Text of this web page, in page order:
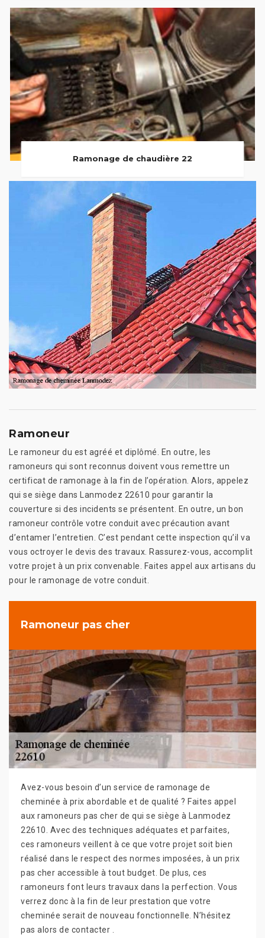
Ramonage de chaudière 22
Ramoneur
Le ramoneur du est agréé et diplômé. En outre, les
ramoneurs qui sont reconnus doivent vous remettre un
certificat de ramonage à la fin de l’opération. Alors, appelez
qui se siège dans Lanmodez 22610 pour garantir la
couverture si des incidents se présentent. En outre, un bon
ramoneur contrôle votre conduit avec précaution avant
d’entamer l’entretien. C’est pendant cette inspection qu’il va
vous octroyer le devis des travaux. Rassurez-vous, accomplit
votre projet à un prix convenable. Faites appel aux artisans du
pour le ramonage de votre conduit.
Ramoneur pas cher
Avez-vous besoin d’un service de ramonage de
cheminée à prix abordable et de qualité ? Faites appel
aux ramoneurs pas cher de qui se siège à Lanmodez
22610. Avec des techniques adéquates et parfaites,
ces ramoneurs veillent à ce que votre projet soit bien
réalisé dans le respect des normes imposées, à un prix
pas cher accessible à tout budget. De plus, ces
ramoneurs font leurs travaux dans la perfection. Vous
verrez donc à la fin de leur prestation que votre
cheminée serait de nouveau fonctionnelle. N’hésitez
pas alors de contacter .